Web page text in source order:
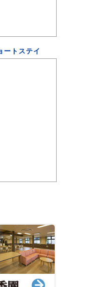
ートステイ